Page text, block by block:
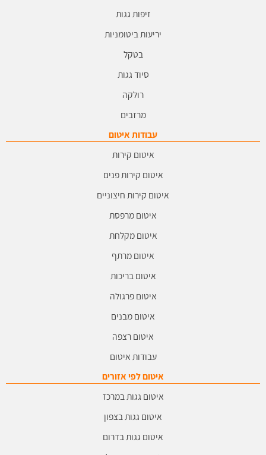
זיפות גגות
יריעות ביטומניות
בטקל
סיוד גגות
רולקה
מרזבים
עבודות איטום
איטום קירות
איטום קירות פנים
איטום קירות חיצוניים
איטום מרפסת
איטום מקלחת
איטום מרתף
איטום בריכות
איטום פרגולה
איטום מבנים
איטום רצפה
עבודות איטום
איטום לפי אזורים
איטום גגות במרכז
איטום גגות בצפון
איטום גגות בדרום